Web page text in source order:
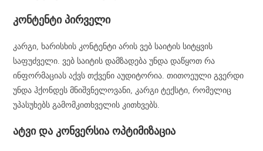
კონტენტი პირველი
კარგი, ხარისხის კონტენტი არის ვებ საიტის სიტყვის
საფუძველი. ვებ საიტის დამზადება უნდა დაწყოთ რა
ინფორმაციას აქვს თქვენი აუდიტორია. თითოეული გვერდი
უნდა ჰქონდეს მნიშვნელოვანი, კარგი ტექსტი, რომელიც
უპასუხებს გამომკითხველის კითხვებს.
ატვი და კონვერსია ოპტიმიზაცია